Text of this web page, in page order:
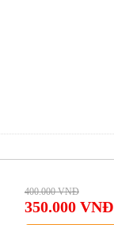
400.000 VNĐ
350.000 VNĐ